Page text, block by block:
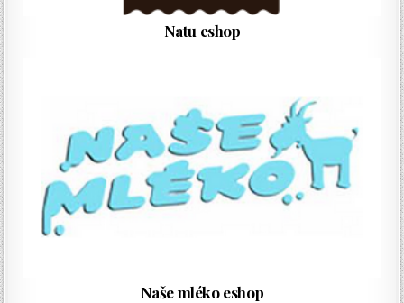
Natu eshop
Naše mléko eshop